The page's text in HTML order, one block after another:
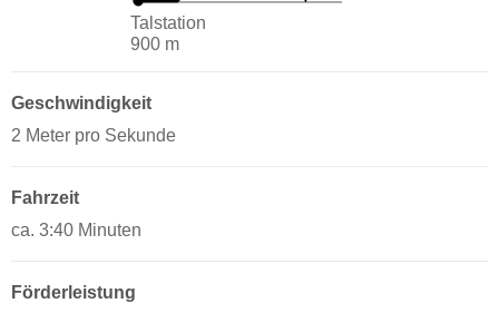
Talstation
900 m
Geschwindigkeit
2 Meter pro Sekunde
Fahrzeit
ca. 3:40 Minuten
Förderleistung